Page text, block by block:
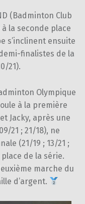
(Badminton Club
la seconde place
s’inclinent ensuite
finalistes de la
21).
Olympique
à la première
Jacky, après une
21 ; 21/18), ne
(21/19 ; 13/21 ;
de la série.
marche du
d’argent.